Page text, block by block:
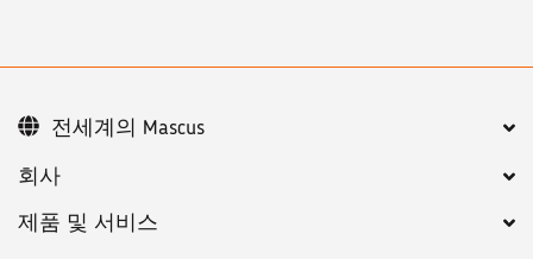
회사
제품 및 서비스
전세계의 Mascus